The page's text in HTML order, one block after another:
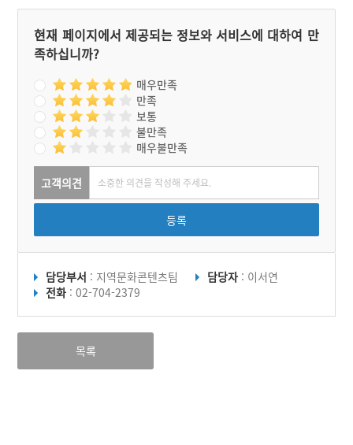
현재 페이지에서 제공되는 정보와 서비스에 대하여 만
족하십니까?
매우만족
만족
보통
불만족
매우불만족
고객의견
등록
담당부서 : 지역문화콘텐츠팀 담당자 : 이서연
전화 : 02-704-2379
목록